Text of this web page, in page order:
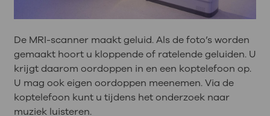
De MRI-scanner maakt geluid. Als de foto’s worden
gemaakt hoort u kloppende of ratelende geluiden. U
krijgt daarom oordoppen in en een koptelefoon op.
U mag ook eigen oordoppen meenemen. Via de
koptelefoon kunt u tijdens het onderzoek naar
muziek luisteren.